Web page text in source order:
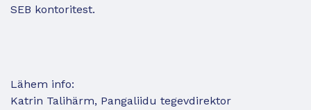
SEB kontoritest.
Lähem info:
Katrin Talihärm, Pangaliidu tegevdirektor